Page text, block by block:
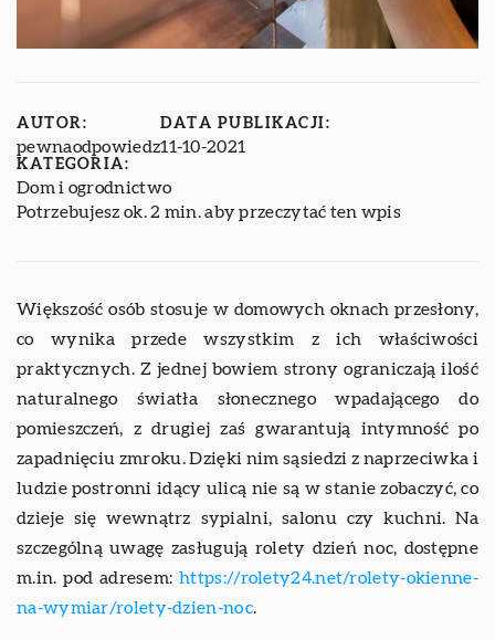
AUTOR:
pewnaodpowiedz
DATA PUBLIKACJI:
11-10-2021
KATEGORIA:
Dom i ogrodnictwo
Potrzebujesz ok. 2 min. aby przeczytać ten wpis
Większość osób stosuje w domowych oknach przesłony,
co wynika przede wszystkim z ich właściwości
praktycznych. Z jednej bowiem strony ograniczają ilość
naturalnego światła słonecznego wpadającego do
pomieszczeń, z drugiej zaś gwarantują intymność po
zapadnięciu zmroku. Dzięki nim sąsiedzi z naprzeciwka i
ludzie postronni idący ulicą nie są w stanie zobaczyć, co
dzieje się wewnątrz sypialni, salonu czy kuchni. Na
szczególną uwagę zasługują rolety dzień noc, dostępne
m.in. pod adresem:https://rolety24.net/rolety-okienne-
na-wymiar/rolety-dzien-noc.